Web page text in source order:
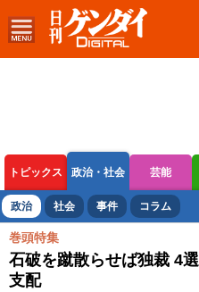
トピックス 政治・社会 芸能
ボートレース 競輪 オートレース
政治 社会 事件 コラム
巻頭特集
石破を蹴散らせば独裁 4
支配